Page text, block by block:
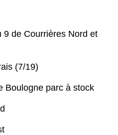
9 de Courrières Nord et
(7/19)
Boulogne parc à stock